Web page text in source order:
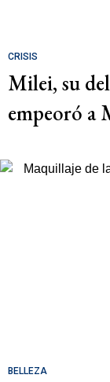
CRISIS
Milei, su
empeoró a
BELLEZA